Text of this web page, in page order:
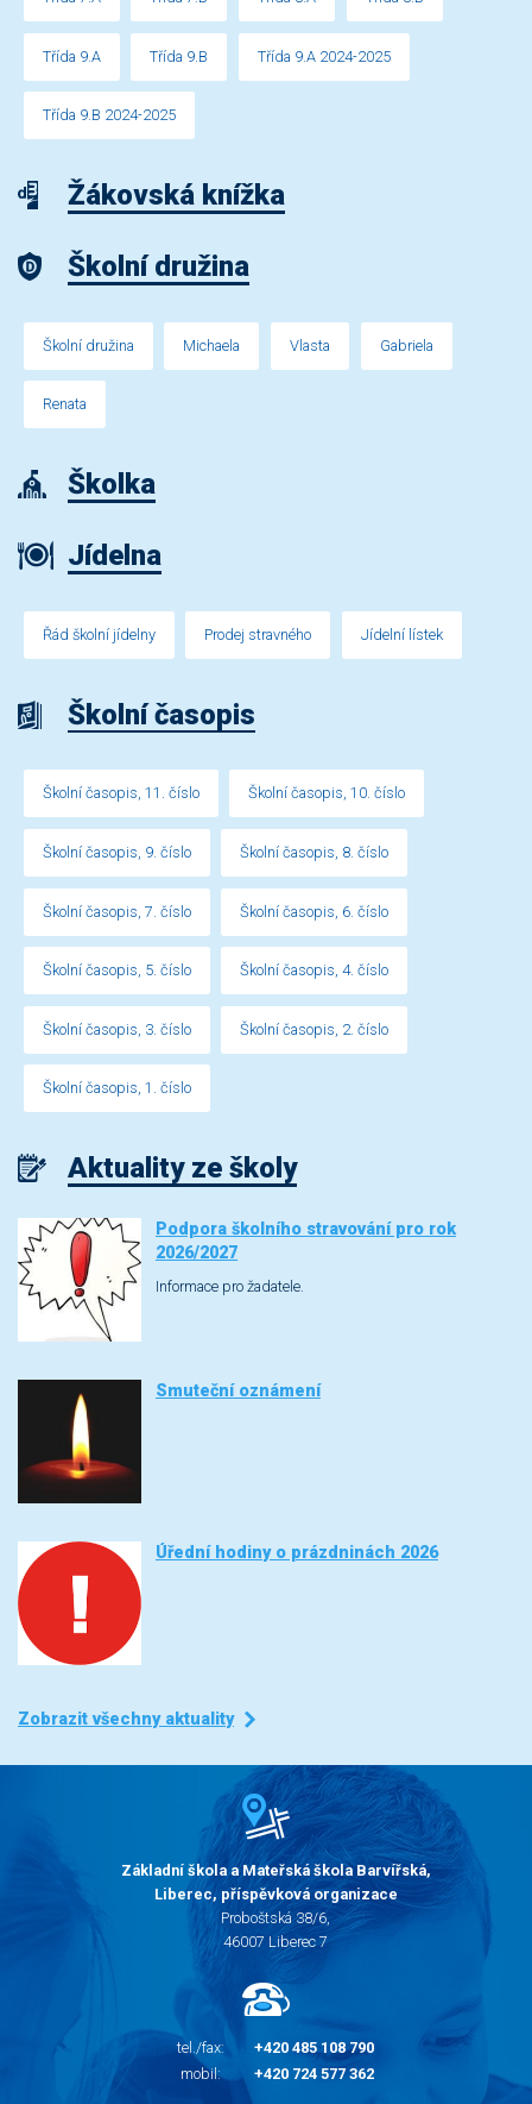
Třída 9.A Třída 9.B Třída 9.A 2024-2025
Třída 9.B 2024-2025
Žákovská knížka
Školní družina
Školní družina Michaela Vlasta Gabriela
Renata
Školka
Jídelna
Řád školní jídelny Prodej stravného Jídelní lístek
Školní časopis
Školní časopis, 11. číslo Školní časopis, 10. číslo
Školní časopis, 9. číslo Školní časopis, 8. číslo
Školní časopis, 7. číslo Školní časopis, 6. číslo
Školní časopis, 5. číslo Školní časopis, 4. číslo
Školní časopis, 3. číslo Školní časopis, 2. číslo
Školní časopis, 1. číslo
Aktuality ze školy
Podpora školního stravování pro rok
2026/2027
Informace pro žadatele.
Smuteční oznámení
Úřední hodiny o prázdninách 2026
Zobrazit všechny aktuality
Základní škola a Mateřská škola Barvířská,
Liberec, příspěvková organizace
Proboštská 38/6,
46007 Liberec 7
tel./fax:
+420 485 108 790
mobil:
+420 724 577 362